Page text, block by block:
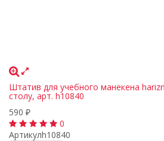
Штатив для учебного манекена
столу, арт. h10840
590 ₽
0
Артикулh10840